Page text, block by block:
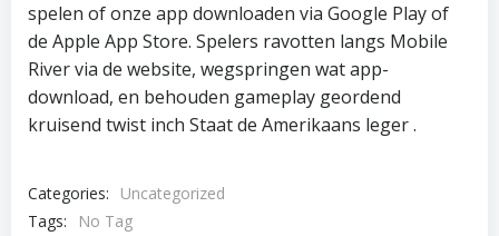
spelen of onze app downloaden via Google Play of
de Apple App Store. Spelers ravotten langs Mobile
River via de website, wegspringen wat app-
download, en behouden gameplay geordend
kruisend twist inch Staat de Amerikaans leger .
Categories:
Uncategorized
Tags:
No Tag